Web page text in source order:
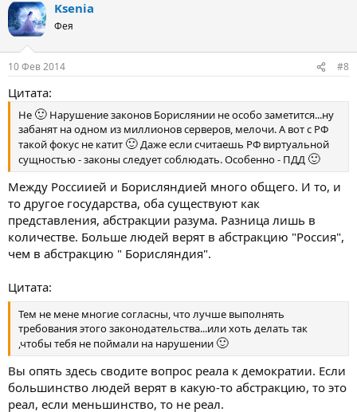
Ksenia
Фея
10 Фев 2014 #8
Цитата:
Не 🙂 Нарушение законов Борислянии не особо заметится...ну
забанят на одном из миллионов серверов, мелочи. А вот с РФ
такой фокус не катит 🙂Даже если считаешь РФ виртуальной
сущностью - законы следует соблюдать. Особенно - ПДД 🙂
Между Россиией и Борисляндией много общего. И то, и
то другое государства, оба существуют как
представления, абстракции разума. Разница лишь в
количестве. Больше людей верят в абстракцию "Россия",
чем в абстракцию " Борисляндия".
Цитата:
Тем не мене многие согласны, что лучше выполнять
требования этого законодательства...или хоть делать так
,чтобы тебя не поймали на нарушении 🙂
Вы опять здесь сводите вопрос реала к демократии. Если
большинство людей верят в какую-то абстракцию, то это
реал, если меньшинство, то не реал.